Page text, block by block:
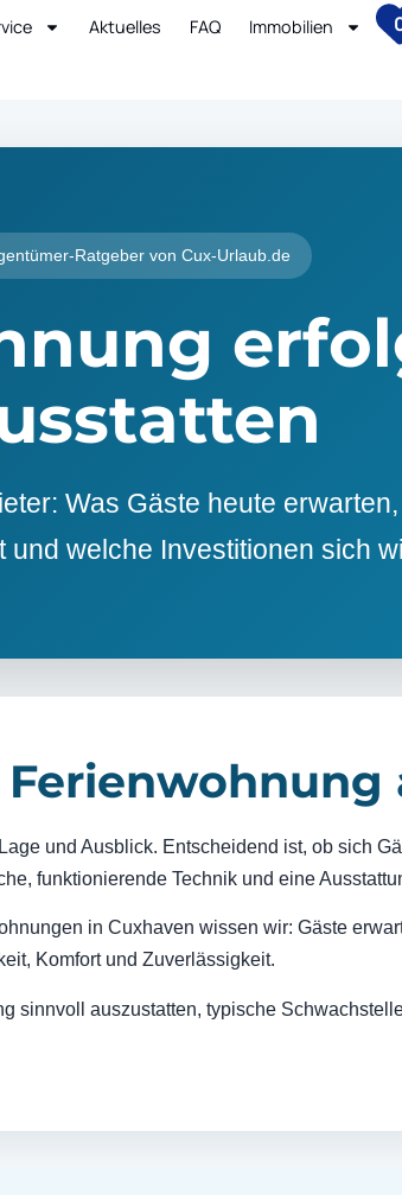
Aktuelles FAQ Immobilien
Ratgeber von Cux-Urlaub.de
Was Gäste heute
und welche Investitionen sich
und Ausblick. Entscheidend ist, ob sich
funktionierende Technik und eine
in Cuxhaven wissen wir: Gäste
Komfort und Zuverlässigkeit.
sinnvoll auszustatten, typische